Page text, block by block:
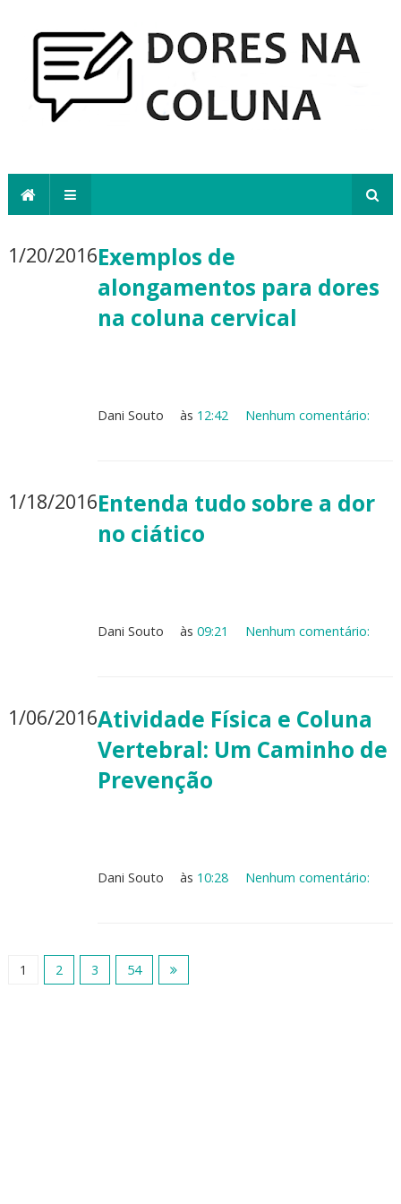
1/20/2016Exemplos de
alongamentos para dores
na coluna cervical
Dani Souto às 12:42 Nenhum comentário:
1/18/2016Entenda tudo sobre a dor
no ciático
Dani Souto às09:21 Nenhum comentário:
1/06/2016Atividade Física e Coluna
Vertebral: Um Caminho de
Prevenção
Dani Souto às 10:28 Nenhum comentário:
1 2 3 54